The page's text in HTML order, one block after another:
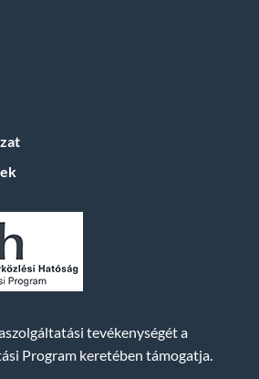
tevékenységét a
Program keretében támogatja.